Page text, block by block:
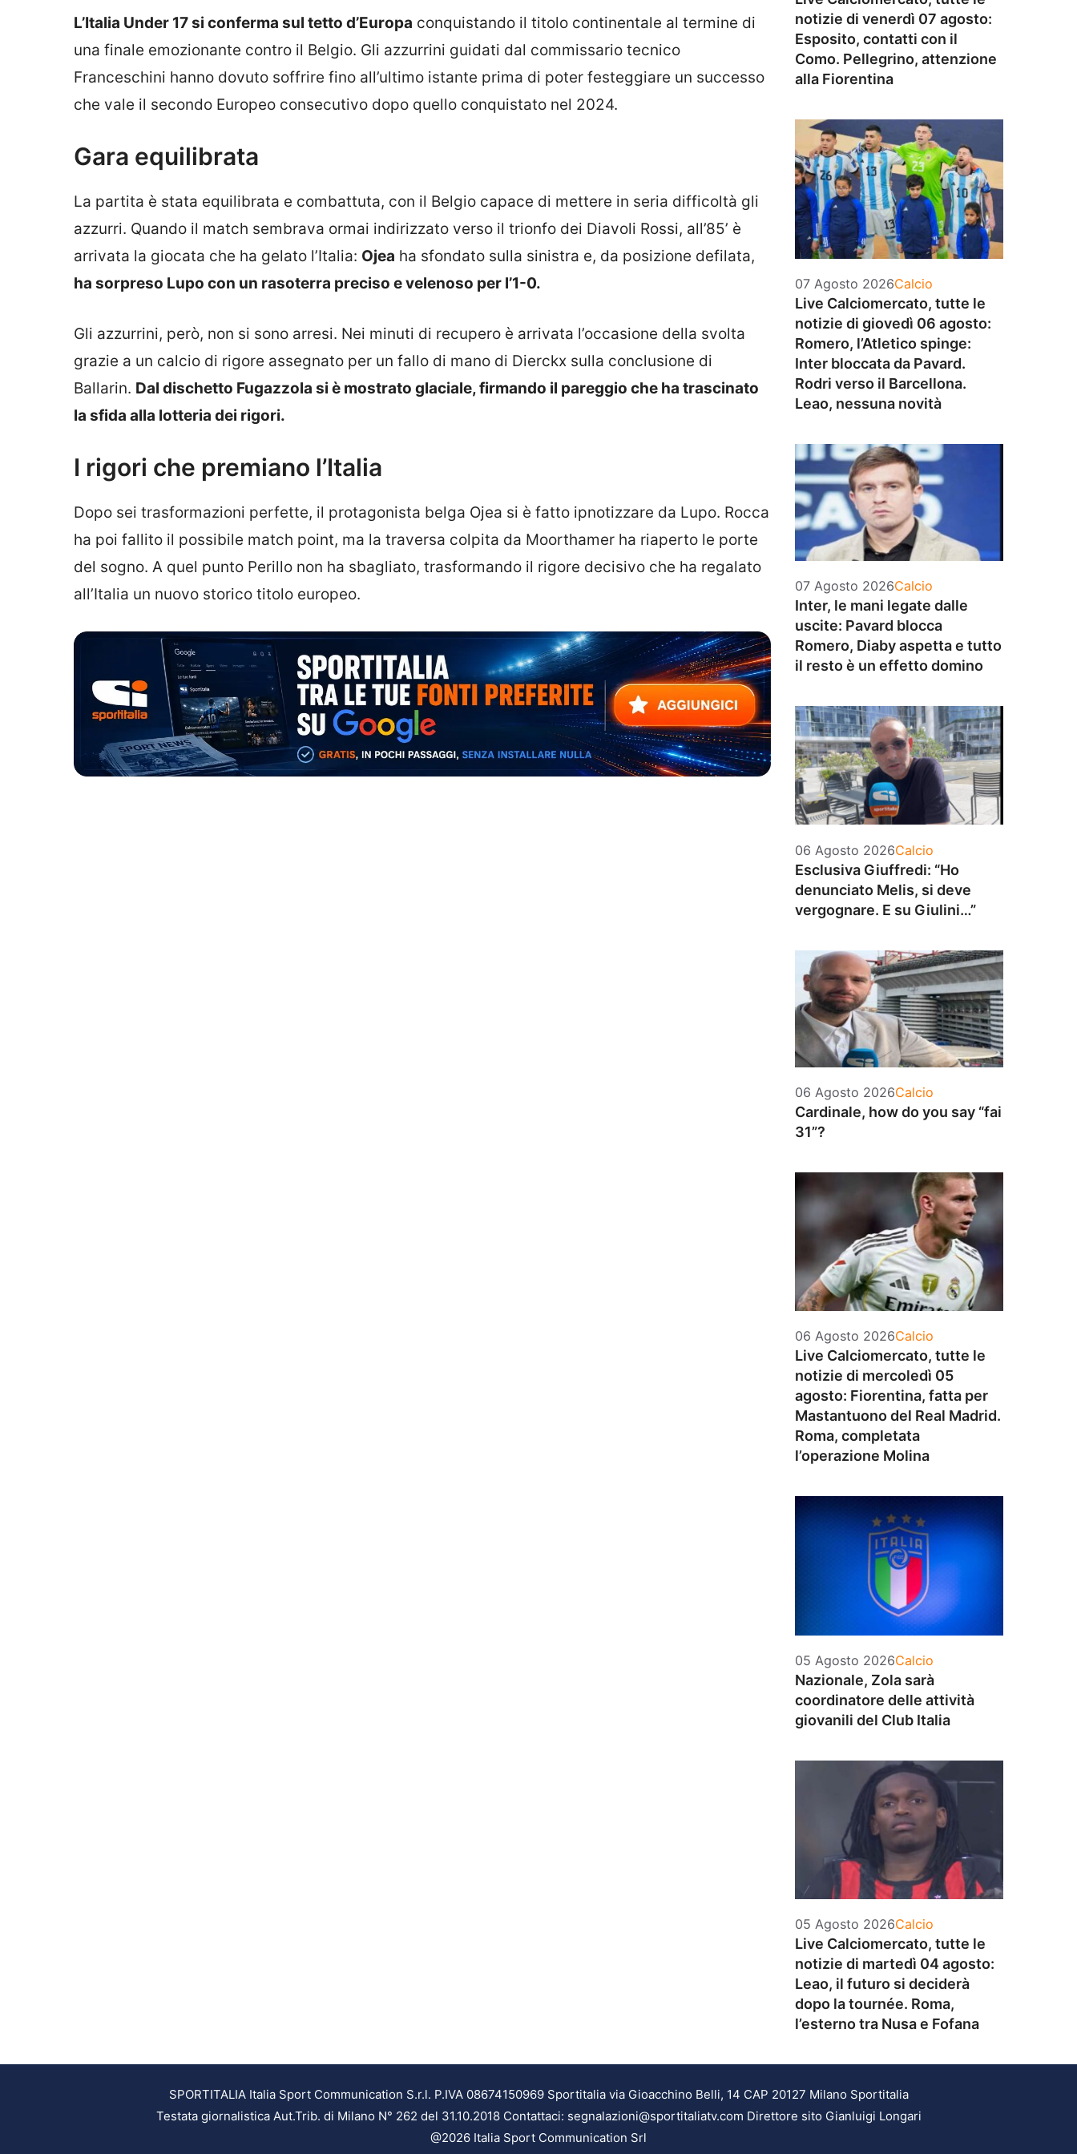
L’Italia Under 17 si conferma sul tetto d’Europa conquistando il titolo continentale al termine di
una finale emozionante contro il Belgio. Gli azzurrini guidati dal commissario tecnico
Franceschini hanno dovuto soffrire fino all’ultimo istante prima di poter festeggiare un successo
che vale il secondo Europeo consecutivo dopo quello conquistato nel 2024.
Gara equilibrata
La partita è stata equilibrata e combattuta, con il Belgio capace di mettere in seria difficoltà gli
azzurri. Quando il match sembrava ormai indirizzato verso il trionfo dei Diavoli Rossi, all’85’ è
arrivata la giocata che ha gelato l’Italia: Ojea ha sfondato sulla sinistra e, da posizione defilata,
ha sorpreso Lupo con un rasoterra preciso e velenoso per l’1-0.
Gli azzurrini, però, non si sono arresi. Nei minuti di recupero è arrivata l’occasione della svolta
grazie a un calcio di rigore assegnato per un fallo di mano di Dierckx sulla conclusione di
Ballarin. Dal dischetto Fugazzola si è mostrato glaciale, firmando il pareggio che ha trascinato
la sfida alla lotteria dei rigori.
I rigori che premiano l’Italia
Dopo sei trasformazioni perfette, il protagonista belga Ojea si è fatto ipnotizzare da Lupo. Rocca
ha poi fallito il possibile match point, ma la traversa colpita da Moorthamer ha riaperto le porte
del sogno. A quel punto Perillo non ha sbagliato, trasformando il rigore decisivo che ha regalato
all’Italia un nuovo storico titolo europeo.
notizie di venerdì 07 agosto:
Esposito, contatti con il
Como. Pellegrino, attenzione
alla Fiorentina
07 Agosto 2026Categorie
Calcio
Live Calciomercato, tutte le
notizie di giovedì 06 agosto:
Romero, l’Atletico spinge:
Inter bloccata da Pavard.
Rodri verso il Barcellona.
Leao, nessuna novità
07 Agosto 2026Categorie
Calcio
Inter, le mani legate dalle
uscite: Pavard blocca
Romero, Diaby aspetta e tutto
il resto è un effetto domino
06 Agosto 2026Categorie
Calcio
Esclusiva Giuffredi: “Ho
denunciato Melis, si deve
vergognare. E su Giulini…”
06 Agosto 2026Categorie
Calcio
Cardinale, how do you say “fai
31”?
06 Agosto 2026Categorie
Calcio
Live Calciomercato, tutte le
notizie di mercoledì 05
agosto: Fiorentina, fatta per
Mastantuono del Real Madrid.
Roma, completata
l’operazione Molina
05 Agosto 2026Categorie
Calcio
Nazionale, Zola sarà
coordinatore delle attività
giovanili del Club Italia
05 Agosto 2026Categorie
Calcio
Live Calciomercato, tutte le
notizie di martedì 04 agosto:
Leao, il futuro si deciderà
dopo la tournée. Roma,
l’esterno tra Nusa e Fofana
SPORTITALIA Italia Sport Communication S.r.l. P.IVA 08674150969 Sportitalia via Gioacchino Belli, 14 CAP 20127 Milano Sportitalia
Testata giornalistica Aut.Trib. di Milano N° 262 del 31.10.2018 Contattaci: segnalazioni@sportitaliatv.com Direttore sito Gianluigi Longari
@2026 Italia Sport Communication Srl